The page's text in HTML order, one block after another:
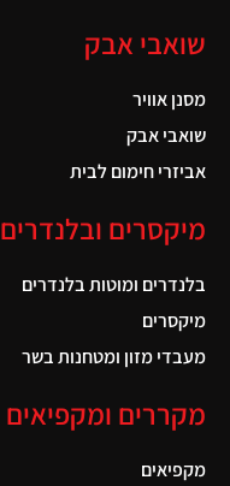
שואבי אבק
מסנן אוויר
שואבי אבק
אביזרי חימום לבית
מיקסרים ובלנדרים
בלנדרים ומוטות בלנדרים
מיקסרים
מעבדי מזון ומטחנות בשר
מקררים ומקפיאים
מקפיאים